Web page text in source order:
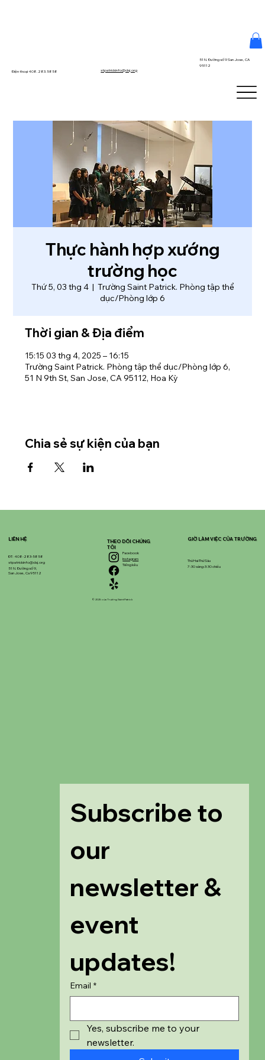
Điện thoại 408.283.5858 stpatrickinfo@dsj.org
51 N. Đường số 9 San Jose, CA
95112
Thực hành hợp xướng
trường học
Thứ 5, 03 thg 4
  |
Trường Saint Patrick. Phòng tập thể
dục/Phòng lớp 6
Thời gian & Địa điểm
15:15 03 thg 4, 2025 – 16:15
Trường Saint Patrick. Phòng tập thể dục/Phòng lớp 6,
51 N 9th St, San Jose, CA 95112, Hoa Kỳ
Chia sẻ sự kiện của bạn
LIÊN HỆ
ĐT: 408-283-5858
stpatrickinfo@dsj.org
51 N. Đường số 9,
San Jose, Ca 95112
Subscribe to
our
newsletter &
event
updates!
Email *
Yes, subscribe me to your
newsletter.
Facebook
Instagram
Tiếng kêu
THEO DÕI CHÚNG
TÔI
© 2025 của Trường Saint Patrick
GIỜ LÀM VIỆC CỦA TRƯỜNG
Thứ Hai-Thứ Sáu
7:30 sáng-3:30 chiều